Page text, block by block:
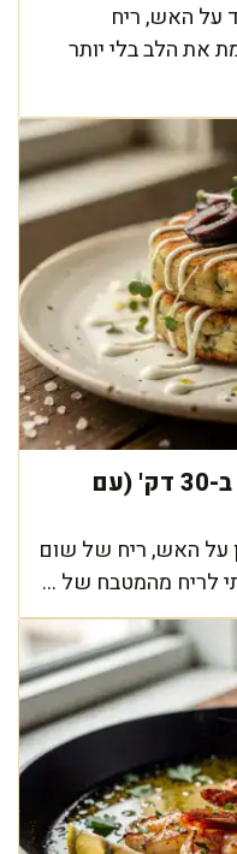
על האש, ריח
את הלב בלי יותר
הקציצות דגים המשגעות ב-30 דק' (עם
על האש, ריח של שום
לריח מהמטבח של ...